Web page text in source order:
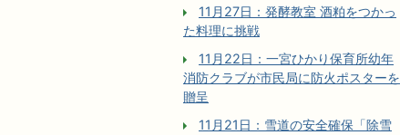
11月27日：発酵教室 酒粕をつかっ
た料理に挑戦
11月22日：一宮ひかり保育所幼年
消防クラブが市民局に防火ポスターを
贈呈
11月21日：雪道の安全確保「除雪